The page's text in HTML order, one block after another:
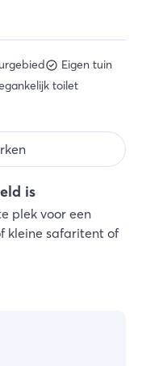
is
plek voor een
kleine safaritent of
Eigen tuin
toilet